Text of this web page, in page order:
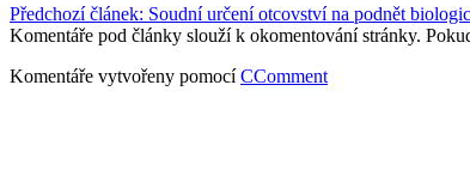
Předchozí článek: Soudní určení otcovství na podnět
Komentáře pod články slouží k okomentování stránky.
Komentáře vytvořeny pomocíCComment